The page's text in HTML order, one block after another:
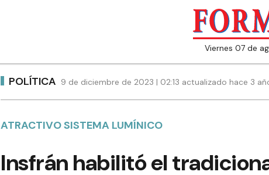
viernes 07 de
POLÍTICA 9 de diciembre de 2023 | 02:13 actualizado hace 3
ATRACTIVO SISTEMA LUMÍNICO
Insfrán habilitó el